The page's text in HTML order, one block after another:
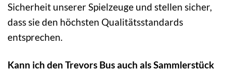
Sicherheit unserer Spielzeuge und stellen sicher,
dass sie den höchsten Qualitätsstandards
entsprechen.
Kann ich den Trevors Bus auch als Sammlerstück